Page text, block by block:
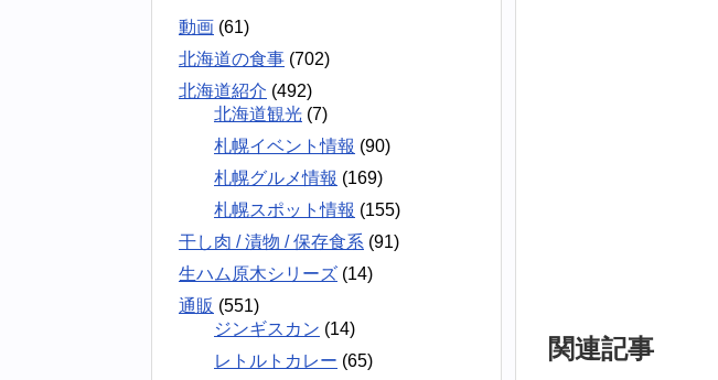
関連記事
動画 (61)
北海道の食事 (702)
北海道紹介 (492)
北海道観光 (7)
札幌イベント情報 (90)
札幌グルメ情報 (169)
札幌スポット情報 (155)
干し肉 / 漬物 / 保存食系 (91)
生ハム原木シリーズ (14)
通販 (551)
ジンギスカン (14)
レトルトカレー (65)